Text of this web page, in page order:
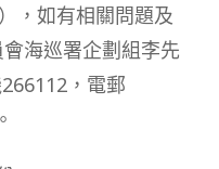
，如有相關問題及
海巡署企劃組李先
，電郵